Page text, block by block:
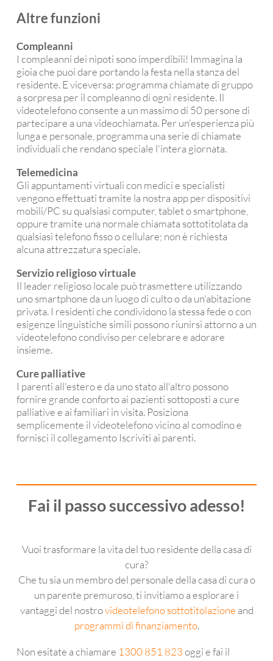
Altre funzioni
Compleanni
I compleanni dei nipoti sono imperdibili! Immagina la
gioia che puoi dare portando la festa nella stanza del
residente. E viceversa: programma chiamate di gruppo
a sorpresa per il compleanno di ogni residente. Il
videotelefono consente a un massimo di 50 persone di
partecipare a una videochiamata. Per un'esperienza più
lunga e personale, programma una serie di chiamate
individuali che rendano speciale l'intera giornata.
Telemedicina
Gli appuntamenti virtuali con medici e specialisti
vengono effettuati tramite la nostra app per dispositivi
mobili/PC su qualsiasi computer, tablet o smartphone,
oppure tramite una normale chiamata sottotitolata da
qualsiasi telefono fisso o cellulare; non è richiesta
alcuna attrezzatura speciale.
Servizio religioso virtuale
Il leader religioso locale può trasmettere utilizzando
uno smartphone da un luogo di culto o da un'abitazione
privata. I residenti che condividono la stessa fede o con
esigenze linguistiche simili possono riunirsi attorno a un
videotelefono condiviso per celebrare e adorare
insieme.
Cure palliative
I parenti all'estero e da uno stato all'altro possono
fornire grande conforto ai pazienti sottoposti a cure
palliative e ai familiari in visita. Posiziona
semplicemente il videotelefono vicino al comodino e
fornisci il collegamento Iscriviti ai parenti.
Fai il passo successivo adesso!
Vuoi trasformare la vita del tuo residente della casa di
cura?
Che tu sia un membro del personale della casa di cura o
un parente premuroso, ti invitiamo a esplorare i
vantaggi del nostrovideotelefono sottotitolazione and
programmi di finanziamento.
Non esitate a chiamare 1300 851 823oggi e fai il